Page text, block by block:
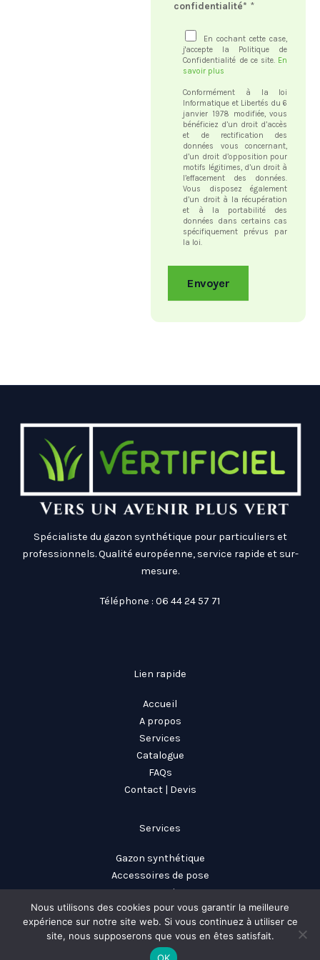
Mconfidentialité* *
En cochant cette case,
j'accepte la Politique de
Confidentialité de ce site. En
savoir plus
Conformément à la loi
Informatique et Libertés du 6
janvier 1978 modifiée, vous
bénéficiez d’un droit d’accès
et de rectification des
données vous concernant,
d’un droit d’opposition pour
motifs légitimes, d’un droit à
l’effacement des données.
Vous disposez également
d’un droit à la récupération
et à la portabilité des
données dans certains cas
spécifiquement prévus par
la loi.
Envoyer
Spécialiste du gazon synthétique pour particuliers et
professionnels. Qualité européenne, service rapide et sur-
mesure.
Téléphone : 06 44 24 57 71
Lien rapide
Accueil
A propos
Services
Catalogue
FAQs
Contact | Devis
Services
Gazon synthétique
Accessoires de pose
Partenariats
Conseil d’expert
Tous droit réservés © 2026 Vertificiel -
Nous utilisons des cookies pour vous garantir la meilleure
expérience sur notre site web. Si vous continuez à utiliser ce
site, nous supposerons que vous en êtes satisfait.
OK